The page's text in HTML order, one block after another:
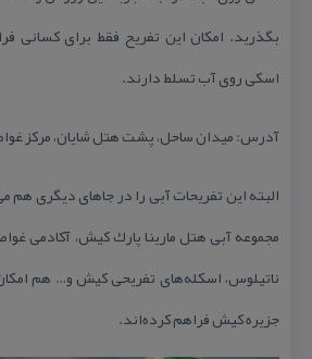
بگذرید. امكان این تفریح فقط برای كسانی
اسكی روی آب تسلط دارند.
آدرس: میدان ساحل، پشت هتل شایان، مركز
البته این تفریحات آبی را در جاهای دیگری هم
مجموعه آبی هتل مارینا پارك كیش، آكادمی
ناتیلوس، اسكله‌های تفریحی كیش و… هم
جزیره كیش فراهم كرده‌اند.